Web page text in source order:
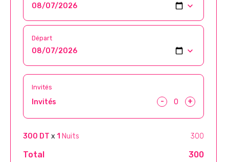
Départ
Invités
Invités - +
300 DT x 1 Nuits 300
Total 300